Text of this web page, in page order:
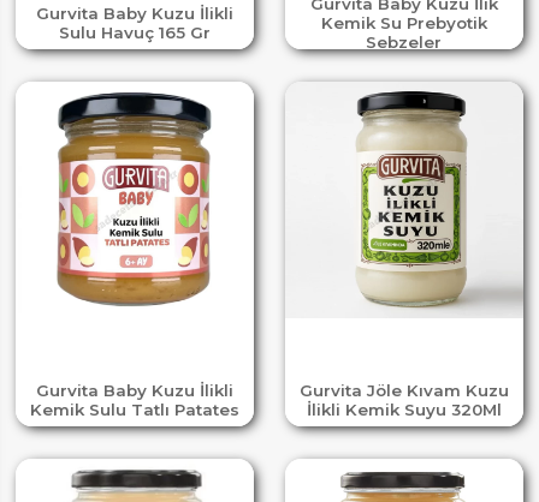
Gurvita Baby Kuzu İlikli
Sulu Havuç 165 Gr
Kemik Su Prebyotik
Sebzeler
Gurvita Baby Kuzu İlikli
Kemik Sulu Tatlı Patates
Gurvita Jöle Kıvam Kuzu
İlikli Kemik Suyu 320Ml